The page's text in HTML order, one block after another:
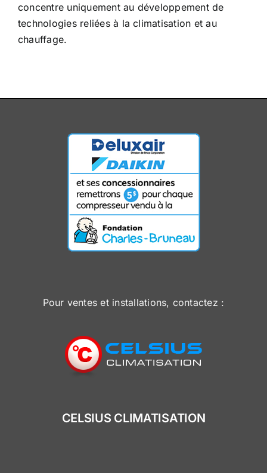
concentre uniquement au développement de
technologies reliées à la climatisation et au
chauffage.
Pour ventes et installations, contactez :
CELSIUS CLIMATISATION